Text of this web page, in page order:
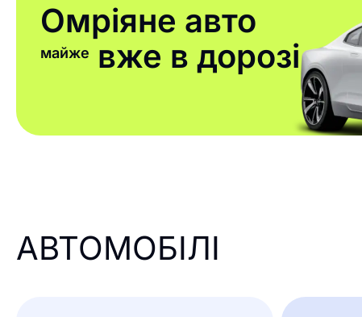
Омріяне авто
майже вже в дорозі
АВТОМОБІЛІ